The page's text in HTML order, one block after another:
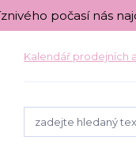
počasí nás
Kalendář prodejních